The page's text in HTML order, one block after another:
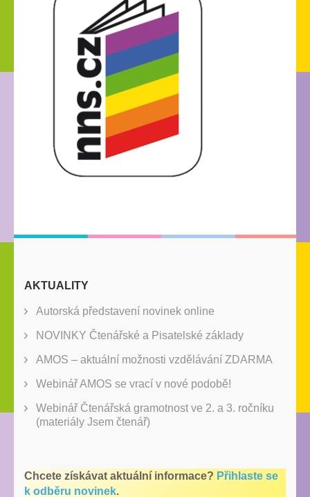
AKTUALITY
Autorská představení novinek online
NOVINKY Čtenářské a Pisatelské základy
AMOS – aktuální možnosti vzdělávání ZDARMA
Webinář AMOS se vrací v nové podobě!
Webinář Čtenářská gramotnost ve 2. a 3. ročníku
(materiály Jsem čtenář)
Chcete získávat aktuální informace? Přihlaste se
k odběru novinek.